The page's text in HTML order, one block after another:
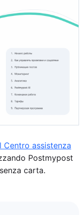
Centro assistenza
Postmypost
carta.